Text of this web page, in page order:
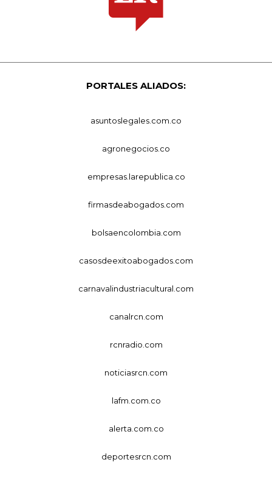
PORTALES ALIADOS:
asuntoslegales.com.co
agronegocios.co
empresas.larepublica.co
firmasdeabogados.com
bolsaencolombia.com
casosdeexitoabogados.com
carnavalindustriacultural.com
canalrcn.com
rcnradio.com
noticiasrcn.com
lafm.com.co
alerta.com.co
deportesrcn.com